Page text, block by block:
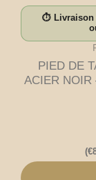
⏱ Livraison
PIED DE
ACIER NOIR
(€